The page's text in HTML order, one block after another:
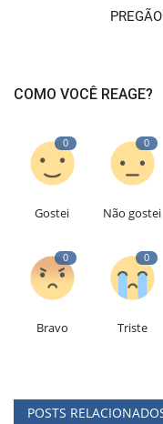
COMO VOCÊ REAGE?
0
Gostei
0
Não gostei
0
Bravo
0
Triste
POSTS